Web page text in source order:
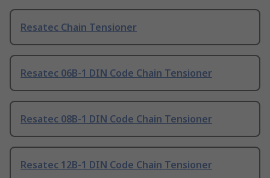
Resatec Chain Tensioner
Resatec 06B-1 DIN Code Chain Tensioner
Resatec 08B-1 DIN Code Chain Tensioner
Resatec 12B-1 DIN Code Chain Tensioner